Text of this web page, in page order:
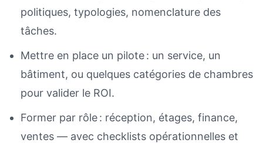
politiques, typologies, nomenclature des
tâches.
Mettre en place un pilote : un service, un
bâtiment, ou quelques catégories de chambres
pour valider le ROI.
Former par rôle : réception, étages, finance,
ventes — avec checklists opérationnelles et